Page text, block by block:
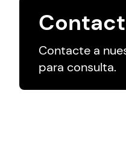
Contacte a
para consulta.